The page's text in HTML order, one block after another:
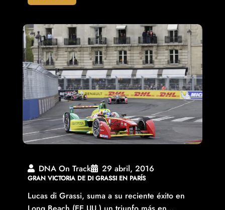
DNA On Track 29 abril, 2016
GRAN VICTORIA DE DI GRASSI EN PARÍS
Lucas di Grassi, suma a su reciente éxito en